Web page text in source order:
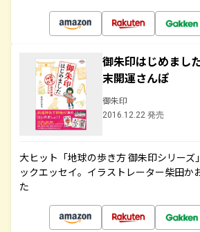
御朱印はじめま
末開運さんぽ
御朱印
2016.12.22 発売
大ヒット「地球の歩き方 御朱印シリーズ
ックエッセイ。イラストレーター柴田か
た